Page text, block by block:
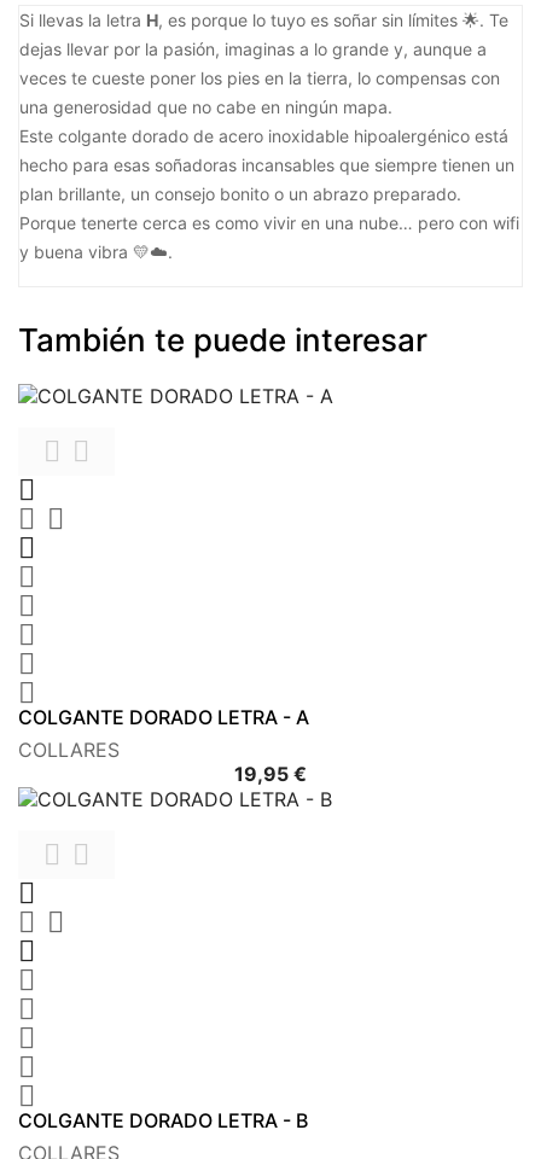
Si llevas la letra H, es porque lo tuyo es soñar sin límites 🌟. Te
dejas llevar por la pasión, imaginas a lo grande y, aunque a
veces te cueste poner los pies en la tierra, lo compensas con
una generosidad que no cabe en ningún mapa.
Este colgante dorado de acero inoxidable hipoalergénico está
hecho para esas soñadoras incansables que siempre tienen un
plan brillante, un consejo bonito o un abrazo preparado.
Porque tenerte cerca es como vivir en una nube… pero con wifi
y buena vibra 💛☁️.
También te puede interesar
 

 






COLGANTE DORADO LETRA - A
COLLARES
19,95 €











COLGANTE DORADO LETRA - B
COLLARES